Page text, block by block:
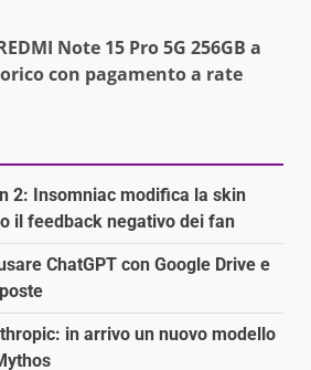
Note 15 Pro 5G 256GB a
con pagamento a rate
2: Insomniac modifica la skin
il feedback negativo dei fan
ChatGPT con Google Drive e
in arrivo un nuovo modello